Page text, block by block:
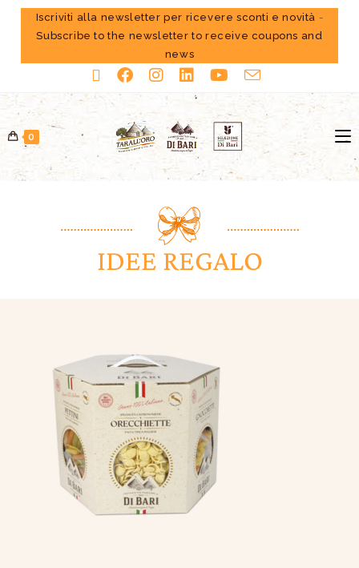
Iscriviti alla newsletter per ricevere sconti e novità -
Subscribe to the newsletter to receive coupons and
news
0
IDEE REGALO